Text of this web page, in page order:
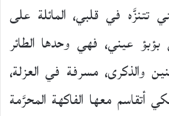
تتنزَّه في قلبي، المائلة على
بؤبؤ عيني، فهي وحدها الطائر
والذكرى، مسرفة في العزلة،
معها الفاكهة المحرَّمة